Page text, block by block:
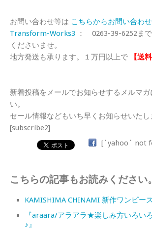
お問い合わせ等は こちらからお問い合わせ
Transform-Works3 ： 0263-39-6252ま
くださいませ。
地方発送も承ります。１万円以上で
【送
新着投稿をメールでお知らせするメルマガ
い。
セール情報などもいち早くお知らせいたし
[subscribe2]
[`yahoo` not
こちらの記事もお読みください。
KAMISHIMA CHINAMI 新作ワンピース
『araara/アラアラ★楽しみ方いろい
♪』